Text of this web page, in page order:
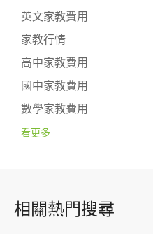
英文家教費用
家教行情
高中家教費用
國中家教費用
數學家教費用
看更多
相關熱門搜尋